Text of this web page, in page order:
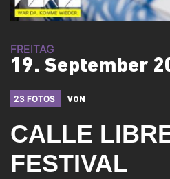
FREITAG
19. September
23 FOTOS VON
CALLE
FESTIVAL